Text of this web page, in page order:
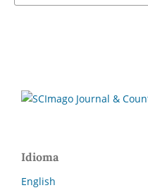
Idioma
English